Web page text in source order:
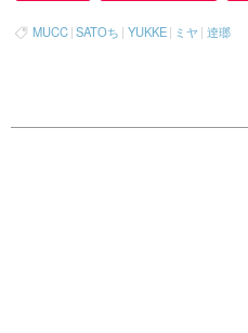
MUCC |SATOち | YUKKE | ミヤ | 逹瑯